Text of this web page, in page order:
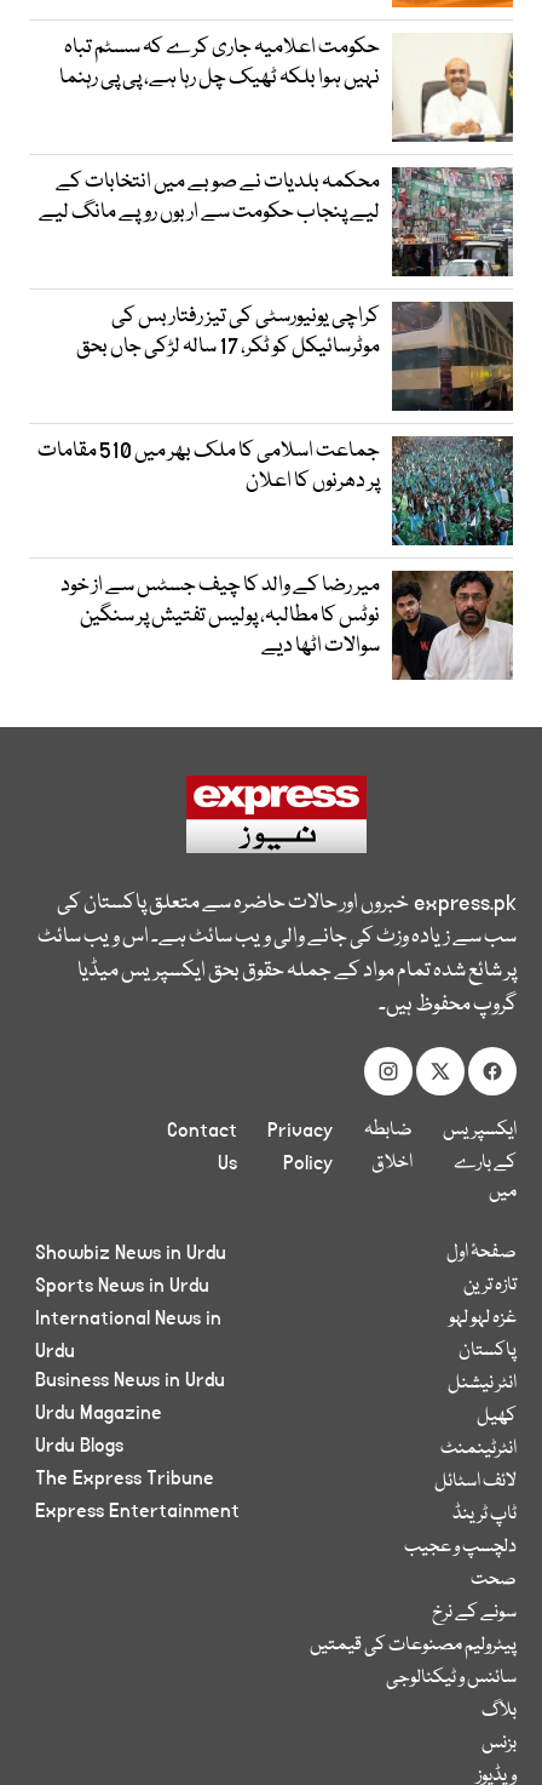
حکومت اعلامیہ جاری کرے کہ سسٹم تباہ
نہیں ہوا بلکہ ٹھیک چل رہا ہے، پی پی رہنما
محکمہ بلدیات نے صوبے میں انتخابات کے
لیے پنجاب حکومت سے اربوں روپے مانگ لیے
کراچی یونیورسٹی کی تیز رفتار بس کی
موٹرسائیکل کو ٹکر، 17 سالہ لڑکی جاں بحق
جماعت اسلامی کا ملک بھر میں 510 مقامات
پر دھرنوں کا اعلان
میر رضا کے والد کا چیف جسٹس سے از خود
نوٹس کا مطالبہ، پولیس تفتیش پر سنگین
سوالات اٹھا دیے
express.pkخبروں اور حالات حاضرہ سے متعلق پاکستان کی
سب سے زیادہ وزٹ کی جانے والی ویب سائٹ ہے۔ اس ویب سائٹ
پر شائع شدہ تمام مواد کے جملہ حقوق بحق ایکسپریس میڈیا
گروپ محفوظ ہیں۔
ایکسپریس
کے بارے
میں
ضابطہ
اخلاق
Privacy
Policy
Contact
Us
صفحۂ اول
تازہ ترین
غزہ لہو لہو
پاکستان
انٹر نیشنل
کھیل
انٹرٹینمنٹ
لائف اسٹائل
ٹاپ ٹرینڈ
دلچسپ و عجیب
صحت
سونے کے نرخ
پیٹرولیم مصنوعات کی قیمتیں
سائنس و ٹیکنالوجی
بلاگ
بزنس
ویڈیوز
Showbiz News in Urdu
Sports News in Urdu
International News in
Urdu
Business News in Urdu
Urdu Magazine
Urdu Blogs
The Express Tribune
Express Entertainment